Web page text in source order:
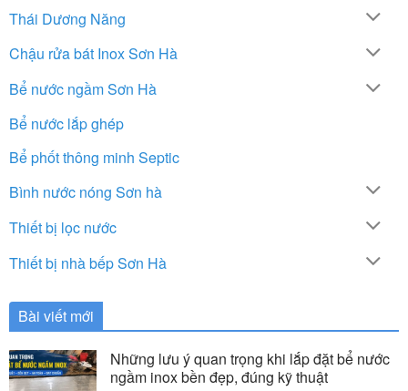
Thái Dương Năng
Chậu rửa bát Inox Sơn Hà
Bể nước ngầm Sơn Hà
Bể nước lắp ghép
Bể phốt thông minh Septic
Bình nước nóng Sơn hà
Thiết bị lọc nước
Thiết bị nhà bếp Sơn Hà
Bài viết mới
Những lưu ý quan trọng khi lắp đặt bể nước
ngầm inox bền đẹp, đúng kỹ thuật